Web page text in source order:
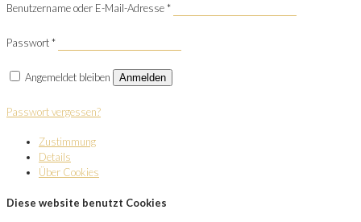
Benutzername oder E-Mail-Adresse*
Passwort*
Angemeldet bleiben Anmelden
Passwort vergessen?
Zustimmung
Details
Über Cookies
Diese website benutzt Cookies